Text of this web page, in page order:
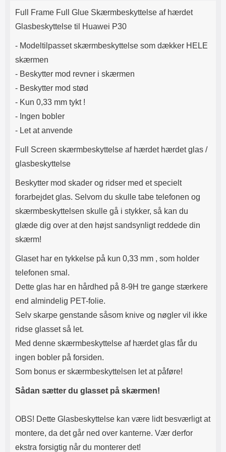
kabel medfølger. Produktet er CE
DC5V/3.0A (15W) 9V/2.0A (18W)
12V/1.67A(PD20W) Total Effekt:
Produktbeskrivelse
Full Frame Full Glue Skærmbeskyttelse af hærdet
Glasbeskyttelse til Huawei P30
- Modeltilpasset skærmbeskyttelse som dækker HELE
skærmen
- Beskytter mod revner i skærmen
- Beskytter mod stød
- Kun 0,33 mm tykt !
- Ingen bobler
- Let at anvende
Full Screen skærmbeskyttelse af hærdet hærdet glas /
glasbeskyttelse
Beskytter mod skader og ridser med et specielt
forarbejdet glas. Selvom du skulle tabe telefonen og
skærmbeskyttelsen skulle gå i stykker, så kan du
glæde dig over at den højst sandsynligt reddede din
skærm!
Glaset har en tykkelse på kun 0,33 mm , som holder
telefonen smal.
Dette glas har en hårdhed på 8-9H tre gange stærkere
end almindelig PET-folie.
Selv skarpe genstande såsom knive og nøgler vil ikke
ridse glasset så let.
Med denne skærmbeskyttelse af hærdet glas får du
ingen bobler på forsiden.
Som bonus er skærmbeskyttelsen let at påføre!
Sådan sætter du glasset på skærmen!
OBS! Dette Glasbeskyttelse kan være lidt besværligt at
montere, da det går ned over kanterne. Vær derfor
ekstra forsigtig når du monterer det!